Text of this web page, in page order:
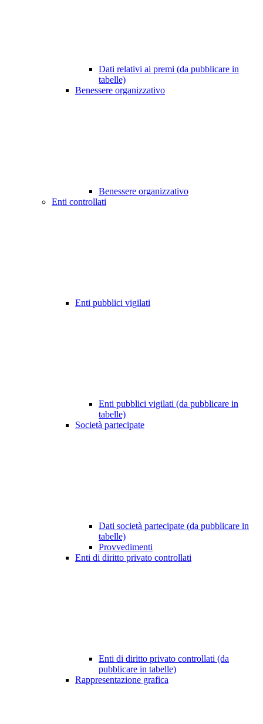
Dati relativi ai premi (da pubblicare in
tabelle)
Benessere organizzativo
Benessere organizzativo
Enti controllati
Enti pubblici vigilati
Enti pubblici vigilati (da pubblicare in
tabelle)
Società partecipate
Dati società partecipate (da pubblicare in
tabelle)
Provvedimenti
Enti di diritto privato controllati
Enti di diritto privato controllati (da
pubblicare in tabelle)
Rappresentazione grafica